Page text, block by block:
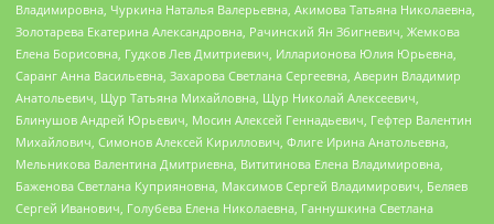
Владимировна, Чуркина Наталья Валерьевна, Акимова Татьяна Николаевна,
Золотарева Екатерина Александровна, Рачинский Ян Збигневич, Жемкова
Елена Борисовна, Гудков Лев Дмитриевич, Илларионова Юлия Юрьевна,
Саранг Анна Васильевна, Захарова Светлана Сергеевна, Аверин Владимир
Анатольевич, Щур Татьяна Михайловна, Щур Николай Алексеевич,
Блинушов Андрей Юрьевич, Мосин Алексей Геннадьевич, Гефтер Валентин
Михайлович, Симонов Алексей Кириллович, Флиге Ирина Анатольевна,
Мельникова Валентина Дмитриевна, Вититинова Елена Владимировна,
Баженова Светлана Куприяновна, Максимов Сергей Владимирович, Беляев
Сергей Иванович, Голубева Елена Николаевна, Ганнушкина Светлана